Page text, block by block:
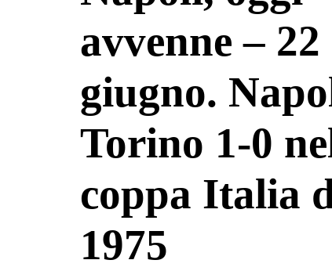
avvenne – 22
giugno.
Torino 1-0
coppa Italia
1975